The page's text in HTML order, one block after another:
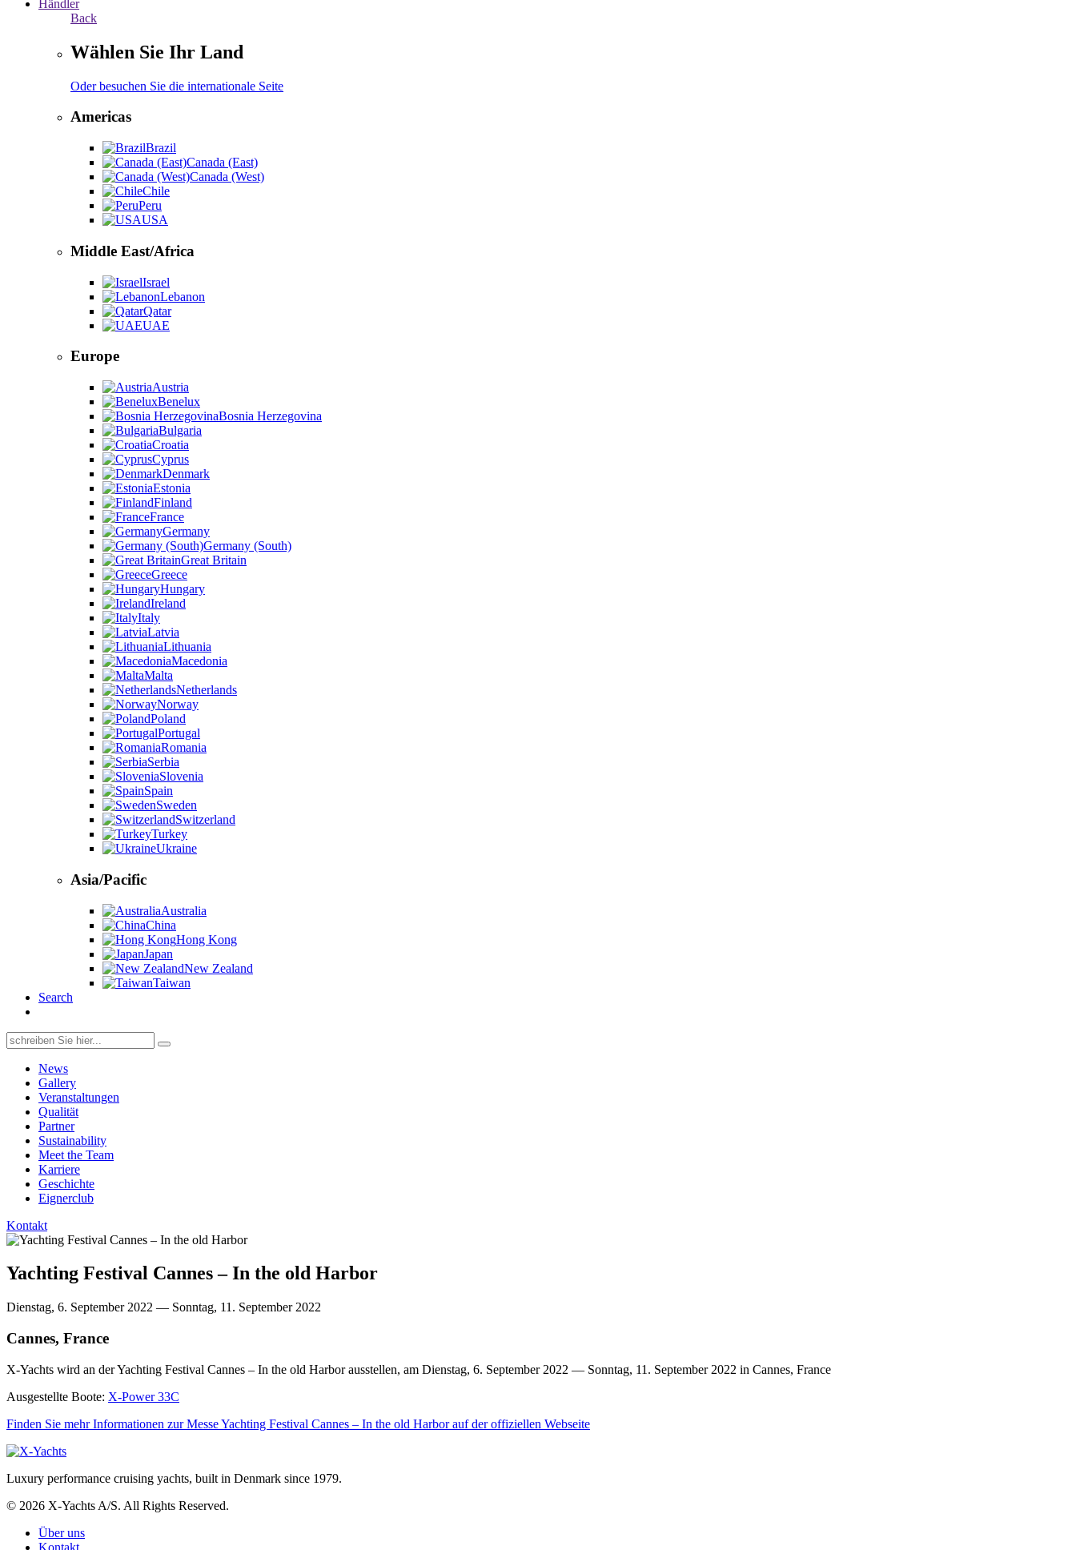
Händler
Back
Wählen Sie Ihr Land
Oder besuchen Sie die internationale Seite
Americas
Brazil
Canada (East)
Canada (West)
Chile
Peru
USA
Middle East/Africa
Israel
Lebanon
Qatar
UAE
Europe
Austria
Benelux
Bosnia Herzegovina
Bulgaria
Croatia
Cyprus
Denmark
Estonia
Finland
France
Germany
Germany (South)
Great Britain
Greece
Hungary
Ireland
Italy
Latvia
Lithuania
Macedonia
Malta
Netherlands
Norway
Poland
Portugal
Romania
Serbia
Slovenia
Spain
Sweden
Switzerland
Turkey
Ukraine
Asia/Pacific
Australia
China
Hong Kong
Japan
New Zealand
Taiwan
Search
Search
for:
News
Gallery
Veranstaltungen
Qualität
Partner
Sustainability
Meet the Team
Karriere
Geschichte
Eignerclub
Kontakt
Yachting Festival Cannes – In the old Harbor
Dienstag, 6. September 2022 — Sonntag, 11. September 2022
Cannes, France
X-Yachts wird an der Yachting Festival Cannes – In the old Harbor ausstellen, am Dienstag, 6. September 2022 — Sonntag, 11. September 2022 in Cannes, France
Ausgestellte Boote: X-Power 33C
Finden Sie mehr Informationen zur Messe Yachting Festival Cannes – In the old Harbor auf der offiziellen Webseite
Luxury performance cruising yachts, built in Denmark since 1979.
© 2026 X-Yachts A/S. All Rights Reserved.
Über uns
Kontakt